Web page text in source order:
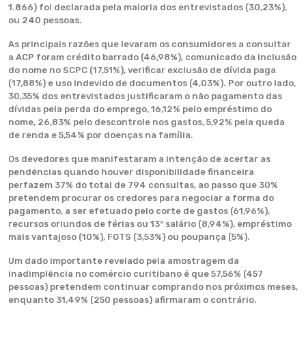
1.866) foi declarada pela maioria dos entrevistados (30,23%),
ou 240 pessoas.
As principais razões que levaram os consumidores a consultar
a ACP foram crédito barrado (46,98%), comunicado da inclusão
do nome no SCPC (17,51%), verificar exclusão de dívida paga
(17,88%) e uso indevido de documentos (4,03%). Por outro lado,
30,35% dos entrevistados justificaram o não pagamento das
dívidas pela perda do emprego, 16,12% pelo empréstimo do
nome, 26,83% pelo descontrole nos gastos, 5,92% pela queda
de renda e 5,54% por doenças na família.
Os devedores que manifestaram a intenção de acertar as
pendências quando houver disponibilidade financeira
perfazem 37% do total de 794 consultas, ao passo que 30%
pretendem procurar os credores para negociar a forma do
pagamento, a ser efetuado pelo corte de gastos (61,96%),
recursos oriundos de férias ou 13º salário (8,94%), empréstimo
mais vantajoso (10%), FGTS (3,53%) ou poupança (5%).
Um dado importante revelado pela amostragem da
inadimplência no comércio curitibano é que 57,56% (457
pessoas) pretendem continuar comprando nos próximos meses,
enquanto 31,49% (250 pessoas) afirmaram o contrário.